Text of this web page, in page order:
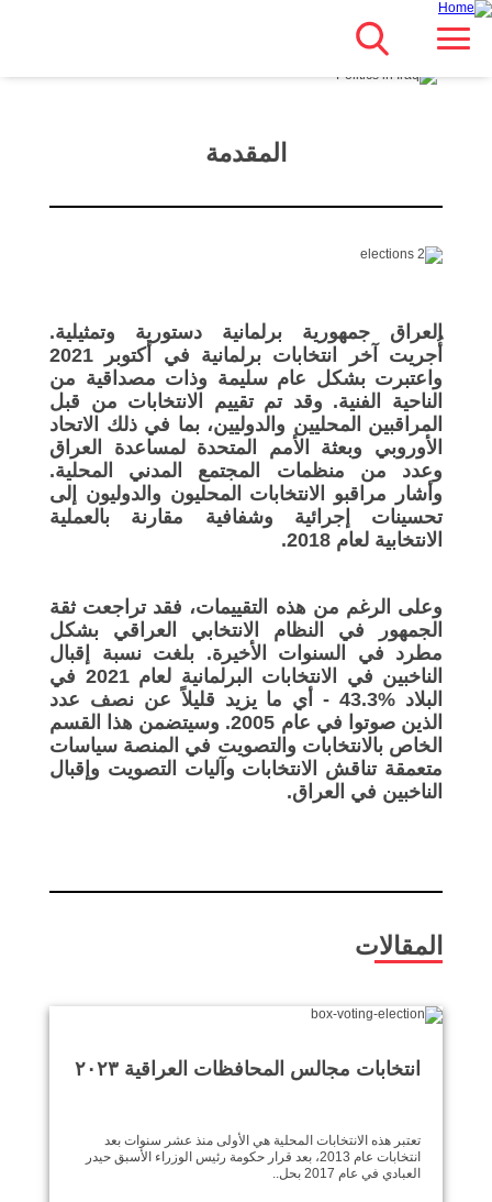
انتقل
المقدمة
العراق جمهورية برلمانية دستورية وتمثيلية.
أُجريت آخر انتخابات برلمانية في أكتوبر 2021
واعتبرت بشكل عام سليمة وذات مصداقية من
الناحية الفنية. وقد تم تقييم الانتخابات من قبل
المراقبين المحليين والدوليين، بما في ذلك الاتحاد
الأوروبي وبعثة الأمم المتحدة لمساعدة العراق
وعدد من منظمات المجتمع المدني المحلية.
وأشار مراقبو الانتخابات المحليون والدوليون إلى
تحسينات إجرائية وشفافية مقارنة بالعملية
الانتخابية لعام 2018.
وعلى الرغم من هذه التقييمات، فقد تراجعت ثقة
الجمهور في النظام الانتخابي العراقي بشكل
مطرد في السنوات الأخيرة. بلغت نسبة إقبال
الناخبين في الانتخابات البرلمانية لعام 2021 في
البلاد %43.3 - أي ما يزيد قليلاً عن نصف عدد
الذين صوتوا في عام 2005. وسيتضمن هذا القسم
الخاص بالانتخابات والتصويت في المنصة سياسات
متعمقة تناقش الانتخابات وآليات التصويت وإقبال
الناخبين في العراق.
المقالات
انتخابات مجالس المحافظات العراقية ٢٠٢٣
تعتبر هذه الانتخابات المحلية هي الأولى منذ عشر سنوات بعد
انتخابات عام 2013، بعد قرار حكومة رئيس الوزراء الأسبق حيدر
العبادي في عام 2017 بحل..